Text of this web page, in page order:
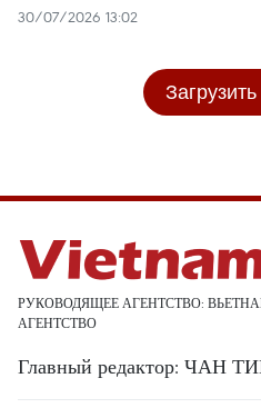
30/07/2026 13:02
РУКОВОДЯЩЕЕ АГЕНТСТВО:
АГЕНТСТВО
Главный редактор: ЧАН